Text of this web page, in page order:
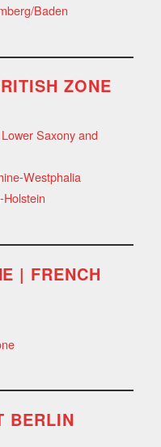
Baden
ZONE
Saxony and
Westphalia
| FRENCH
BERLIN